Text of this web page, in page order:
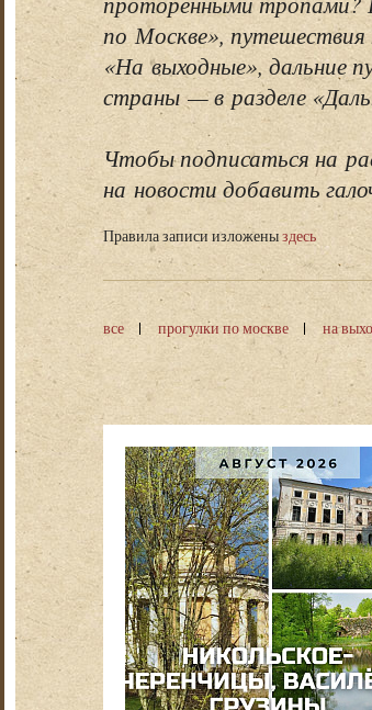
по Москве»,
«На выходные», дальние
страны — в разделе
Чтобы подписаться на
на новости добавить
Правила записи изложеныздесь
все прогулки по москве на